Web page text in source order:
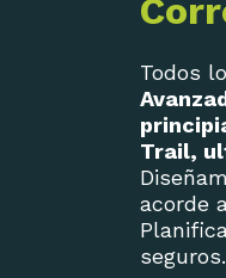
Todos
Trail,
acorde
seguros.